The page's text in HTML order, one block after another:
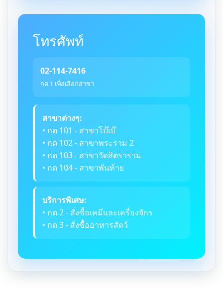
โทรศัพท์
02-114-7416
กด 1 เพื่อเลือกสาขา
สาขาต่างๆ:
• กด 101 - สาขาโบ๊เบ๊
• กด 102 - สาขาพระราม 2
• กด 103 - สาขาวัดสิตราราม
• กด 104 - สาขาพันท้าย
บริการพิเศษ:
• กด 2 - สั่งซื้อเคมีและเครื่องจักร
• กด 3 - สั่งซื้ออาหารสัตว์